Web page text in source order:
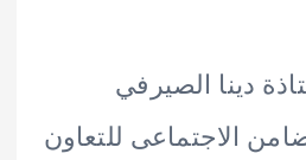
الصيرفي
للتعاون